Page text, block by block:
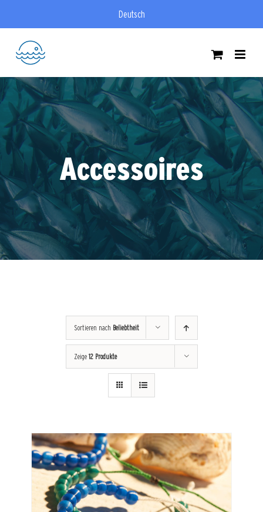
Inhalt
springen
Deutsch
Accessoires
Sortieren nach Beliebtheit
Zeige 12 Produkte